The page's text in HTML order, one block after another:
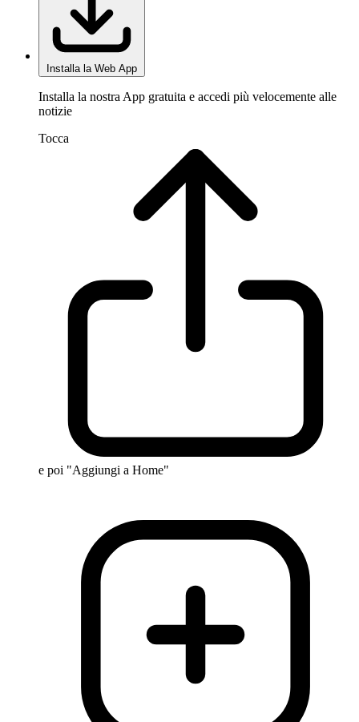
Installa la Web App
Installa la nostra App gratuita e accedi più velocemente alle
notizie
Tocca
e poi "Aggiungi a Home"